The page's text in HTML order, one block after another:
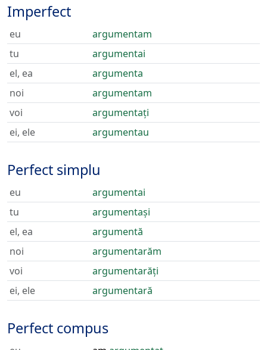
Imperfect
eu
argumentam
tu
argumentai
el, ea
argumenta
noi
argumentam
voi
argumentați
ei, ele
argumentau
Perfect simplu
eu
argumentai
tu
argumentași
el, ea
argumentă
noi
argumentarăm
voi
argumentarăți
ei, ele
argumentară
Perfect compus